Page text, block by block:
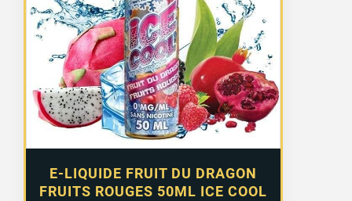
E-LIQUIDE FRUIT DU DRAGON
FRUITS ROUGES 50ML ICE COOL